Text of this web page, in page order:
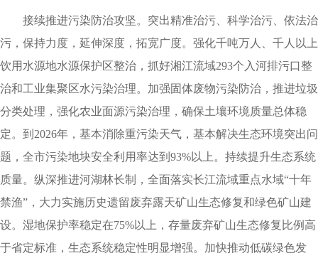
接续推进污染防治攻坚。突出精准治污、科学治污、依法治
污，保持力度，延伸深度，拓宽广度。强化千吨万人、千人以上
饮用水源地水源保护区整治，抓好湘江流域293个入河排污口整
治和工业集聚区水污染治理。加强固体废物污染防治，推进垃圾
分类处理，强化农业面源污染治理，确保土壤环境质量总体稳
定。到2026年，基本消除重污染天气，基本解决生态环境突出问
题，全市污染地块安全利用率达到93%以上。持续提升生态系统
质量。纵深推进河湖林长制，全面落实长江流域重点水域“十年
禁渔”，大力实施历史遗留废弃露天矿山生态修复和绿色矿山建
设。湿地保护率稳定在75%以上，存量废弃矿山生态修复比例高
于省定标准，生态系统稳定性明显增强。加快推动低碳绿色发